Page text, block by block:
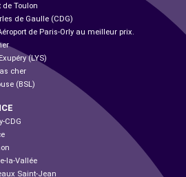
de Toulon
de Gaulle (CDG)
de Paris-Orly au meilleur prix.
(LYS)
cher
(BSL)
CDG
la-Vallée
Saint-Jean